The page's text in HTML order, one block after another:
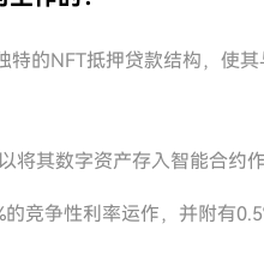
特的NFT抵押贷款结构，使
将其数字资产存入智能合约
的竞争性利率运作，并附有